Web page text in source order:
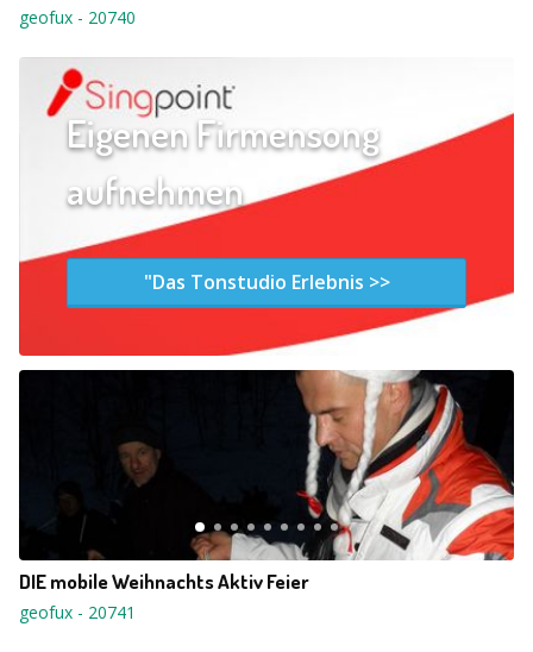
geofux - 20740
Eigenen Firmensong
aufnehmen
"Das Tonstudio Erlebnis >>
DIE mobile Weihnachts Aktiv Feier
geofux - 20741